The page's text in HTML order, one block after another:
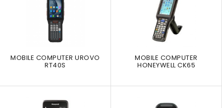
MOBILE COMPUTER UROVO
RT40S
MOBILE COMPUTER
HONEYWELL CK65